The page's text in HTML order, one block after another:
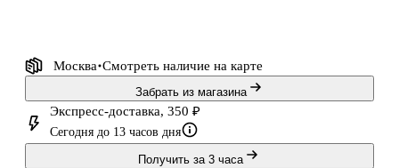
Москва Смотреть наличие на карте
Забрать из магазина
Экспресс-доставка, 350 ₽
Сегодня до 13 часов дня
Получить за 3 часа